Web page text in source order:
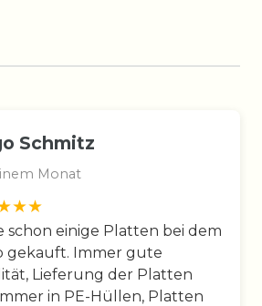
Schmitz
Monat
schon einige Platten bei dem
gekauft. Immer gute
Lieferung der Platten
in PE-Hüllen, Platten